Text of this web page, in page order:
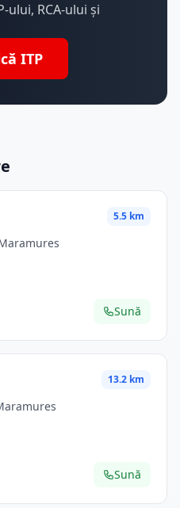
ului, RCA-ului și
ITP
5.5 km
Sună
13.2 km
Sună